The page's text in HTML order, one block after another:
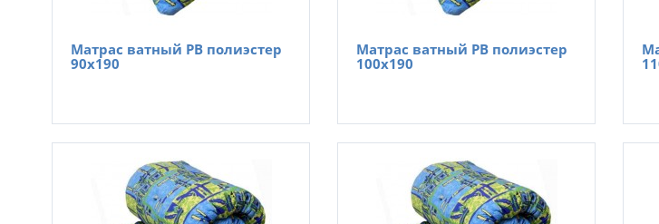
Матрас ватный РВ полиэстер
90х190
Матрас ватный РВ полиэстер
100х190